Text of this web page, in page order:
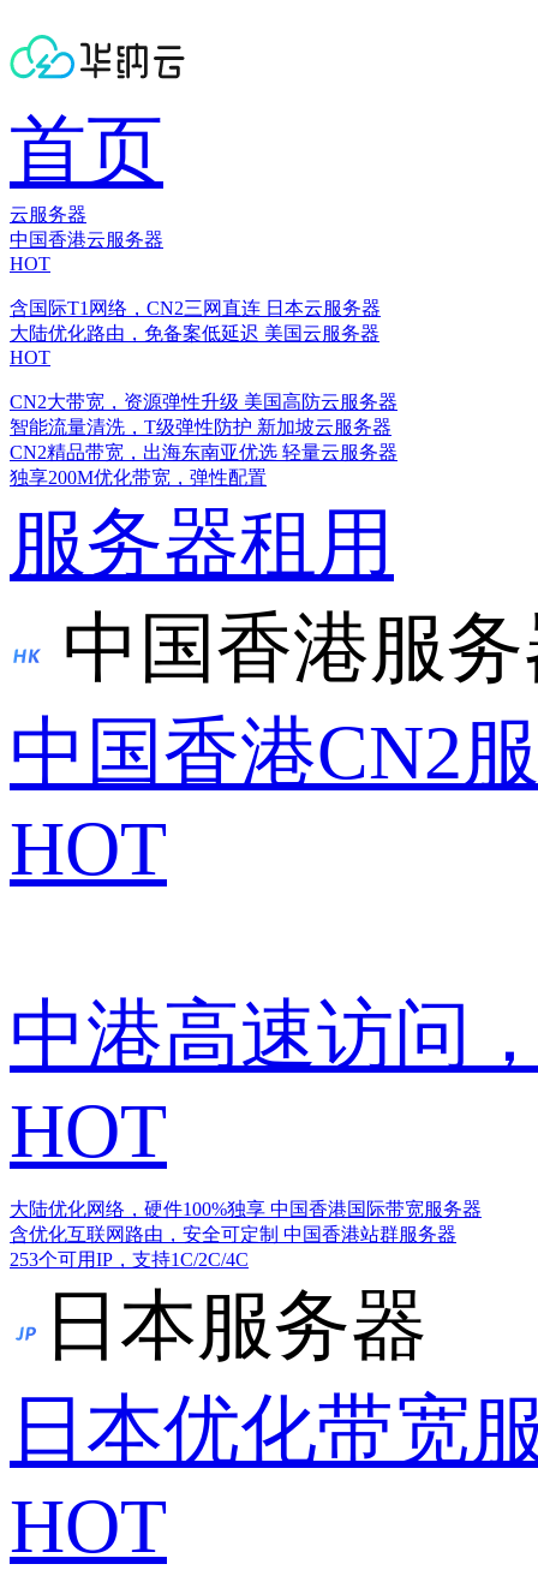
首页
云服务器
中国香港云服务器
HOT
含国际T1网络，CN2三网直连 日本云服务器
大陆优化路由，免备案低延迟 美国云服务器
HOT
CN2大带宽，资源弹性升级 美国高防云服务器
智能流量清洗，T级弹性防护 新加坡云服务器
CN2精品带宽，出海东南亚优选 轻量云服务器
独享200M优化带宽，弹性配置
服务器租用
中国香港服
中国香港CN2
HOT
中港高速访问
HOT
大陆优化网络，硬件100%独享 中国香港国际带宽服务器
含优化互联网路由，安全可定制 中国香港站群服务器
253个可用IP，支持1C/2C/4C
日本服务器
日本优化带宽
HOT